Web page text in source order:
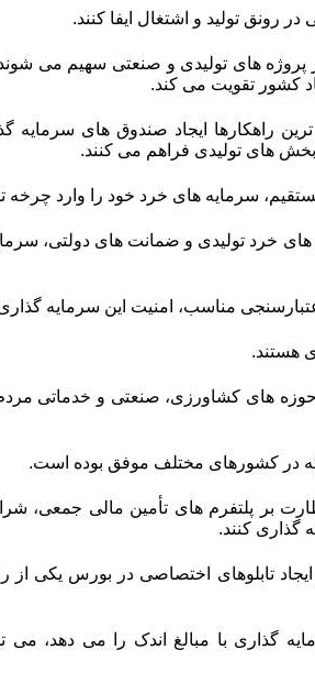
رونق تولید و اشتغال ایفا کنند.
پروژه های تولیدی و صنعتی سهیم می
کشور تقویت می کند.
راهکارها ایجاد صندوق های
های تولیدی فراهم می کنند.
سرمایه های خرد خود را وارد چرخه
های خرد تولیدی و ضمانت های دولتی،
مناسب، امنیت این سرمایه
هستند.
حوزه های کشاورزی، صنعتی و خدماتی
در کشورهای مختلف موفق بوده است.
بر پلتفرم های تأمین مالی جمعی،
گذاری کنند.
تابلوهای اختصاصی در بورس یکی از
گذاری با مبالغ اندک را می دهد، می